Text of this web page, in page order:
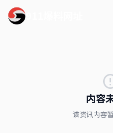
内容
该资讯内容